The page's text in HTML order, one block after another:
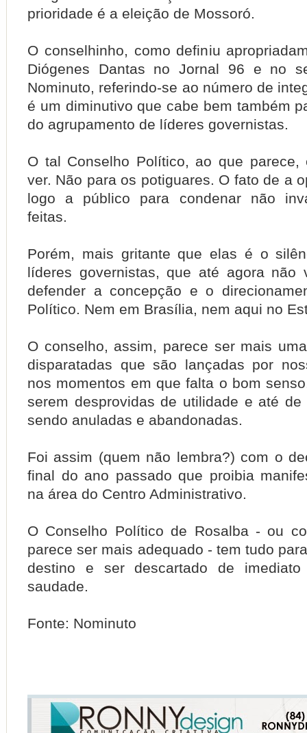
prioridade é a eleição de Mossoró.
O conselhinho, como definiu
Diógenes Dantas no Jornal 96 e no
Nominuto, referindo-se ao número de
é um diminutivo que cabe bem também
do agrupamento de líderes governistas.
O tal Conselho Político, ao que
ver. Não para os potiguares. O fato de a
logo a público para condenar não
feitas.
Porém, mais gritante que elas é o
líderes governistas, que até agora não
defender a concepção e o
Político. Nem em Brasília, nem aqui no
O conselho, assim, parece ser mais
disparatadas que são lançadas por
nos momentos em que falta o bom
serem desprovidas de utilidade e até de
sendo anuladas e abandonadas.
Foi assim (quem não lembra?) com o
final do ano passado que proibia
na área do Centro Administrativo.
O Conselho Político de Rosalba - ou
parece ser mais adequado - tem tudo
destino e ser descartado de imediato
saudade.
Fonte: Nominuto